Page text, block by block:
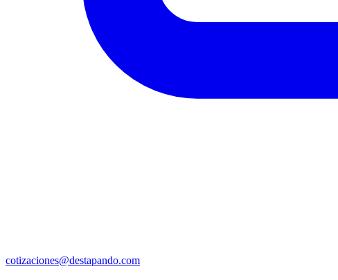
cotizaciones@destapando.com